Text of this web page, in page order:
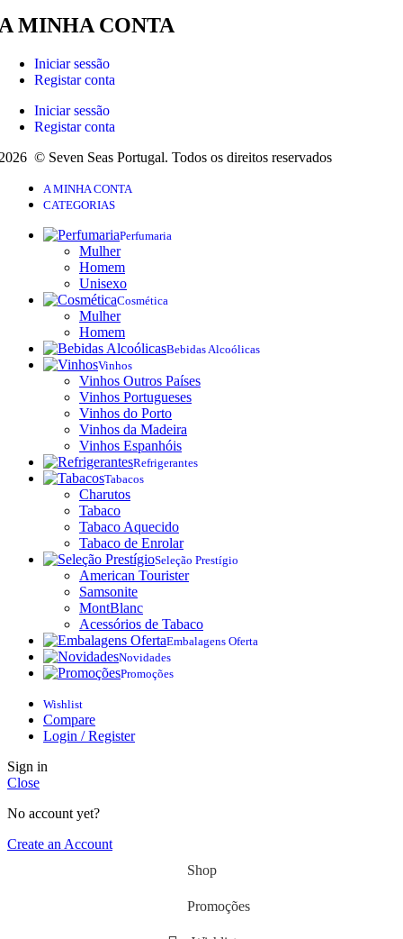
MINHA CONTA
Iniciar sessão
Registar conta
Iniciar sessão
Registar conta
© Seven Seas Portugal. Todos os direitos reservados
A MINHA CONTA
CATEGORIAS
Perfumaria
Mulher
Homem
Unisexo
Cosmética
Mulher
Homem
Bebidas Alcoólicas
Vinhos
Vinhos Outros Países
Vinhos Portugueses
Vinhos do Porto
Vinhos da Madeira
Vinhos Espanhóis
Refrigerantes
Tabacos
Charutos
Tabaco
Tabaco Aquecido
Tabaco de Enrolar
Seleção Prestígio
American Tourister
Samsonite
MontBlanc
Acessórios de Tabaco
Embalagens Oferta
Novidades
Promoções
Wishlist
Compare
Login / Register
Sign in
Close
No account yet?
Create an Account
Shop
Promoções